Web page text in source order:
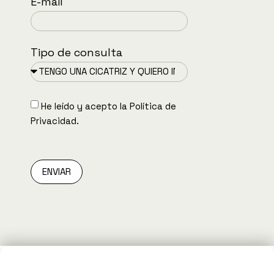
Tipo de consulta
He leído y acepto la Política de
Privacidad.
ENVIAR